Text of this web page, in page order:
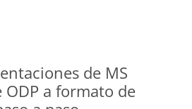
de MS
ODP a formato de